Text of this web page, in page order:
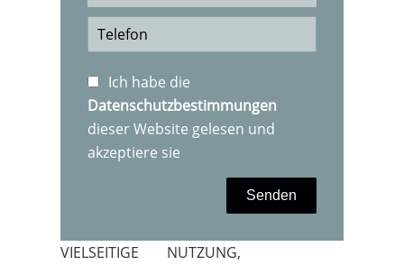
Ich habe die
Datenschutzbestimmungen
dieser Website gelesen und
akzeptiere sie
Senden
VIELSEITIGE NUTZUNG,